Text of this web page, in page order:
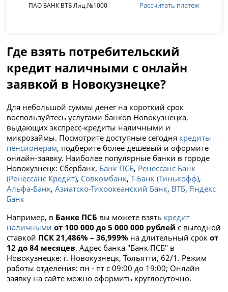
ПАО БАНК ВТБ Лиц.№1000 Рассчитать платеж
Где взять потребительский
кредит наличными с онлайн
заявкой в Новокузнецке?
Для небольшой суммы денег на короткий срок
воспользуйтесь услугами банков Новокузнецка,
выдающих экспресс-кредиты наличными и
микрозаймы. Посмотрите доступные сегодня кредиты
пенсионерам, подберите более дешевый и оформите
онлайн-заявку. Наиболее популярные банки в городе
Новокузнецк: Сбербанк, Банк ПСБ, Ренессанс Банк
(Ренессанс Кредит), Совкомбанк,Т-Банк (Тинькофф),
Альфа-Банк,Азиатско-Тихоокеанский Банк, ВТБ,Яндекс
Банк
Например, в Банке ПСБ вы можете взять кредит
наличными от 100 000 до 5 000 000 рублей с выгодной
ставкой ПСК 21,486% – 36,999% на длительный срокот
12 до 84 месяцев. Адрес банка "Банк ПСБ" в
Новокузнецке: г. Новокузнецк, Тольятти, 62/1. Режим
работы отделения: пн - пт с 09:00 до 19:00; Онлайн
заявку на сайте можно оформить круглосуточно.